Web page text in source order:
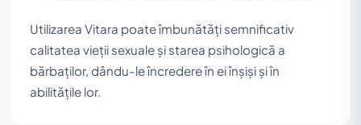
Utilizarea Vitara poate îmbunătăți semnificativ
calitatea vieții sexuale și starea psihologică a
bărbaților, dându-le încredere în ei înșiși și în
abilitățile lor.